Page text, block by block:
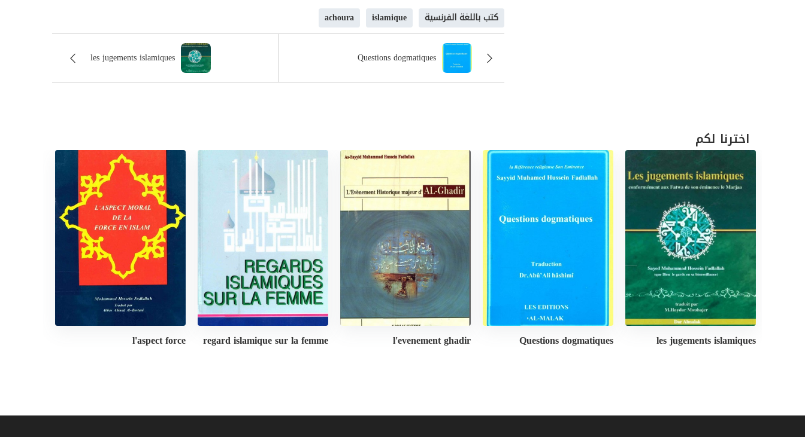
كتب باللغة الفرنسية islamique
achoura
les jugements islamiques Questions dogmatiques
اخترنا لكم
les jugements islamiques
Questions dogmatiques
l'evenement ghadir
regard islamique sur la femme
l'aspect force